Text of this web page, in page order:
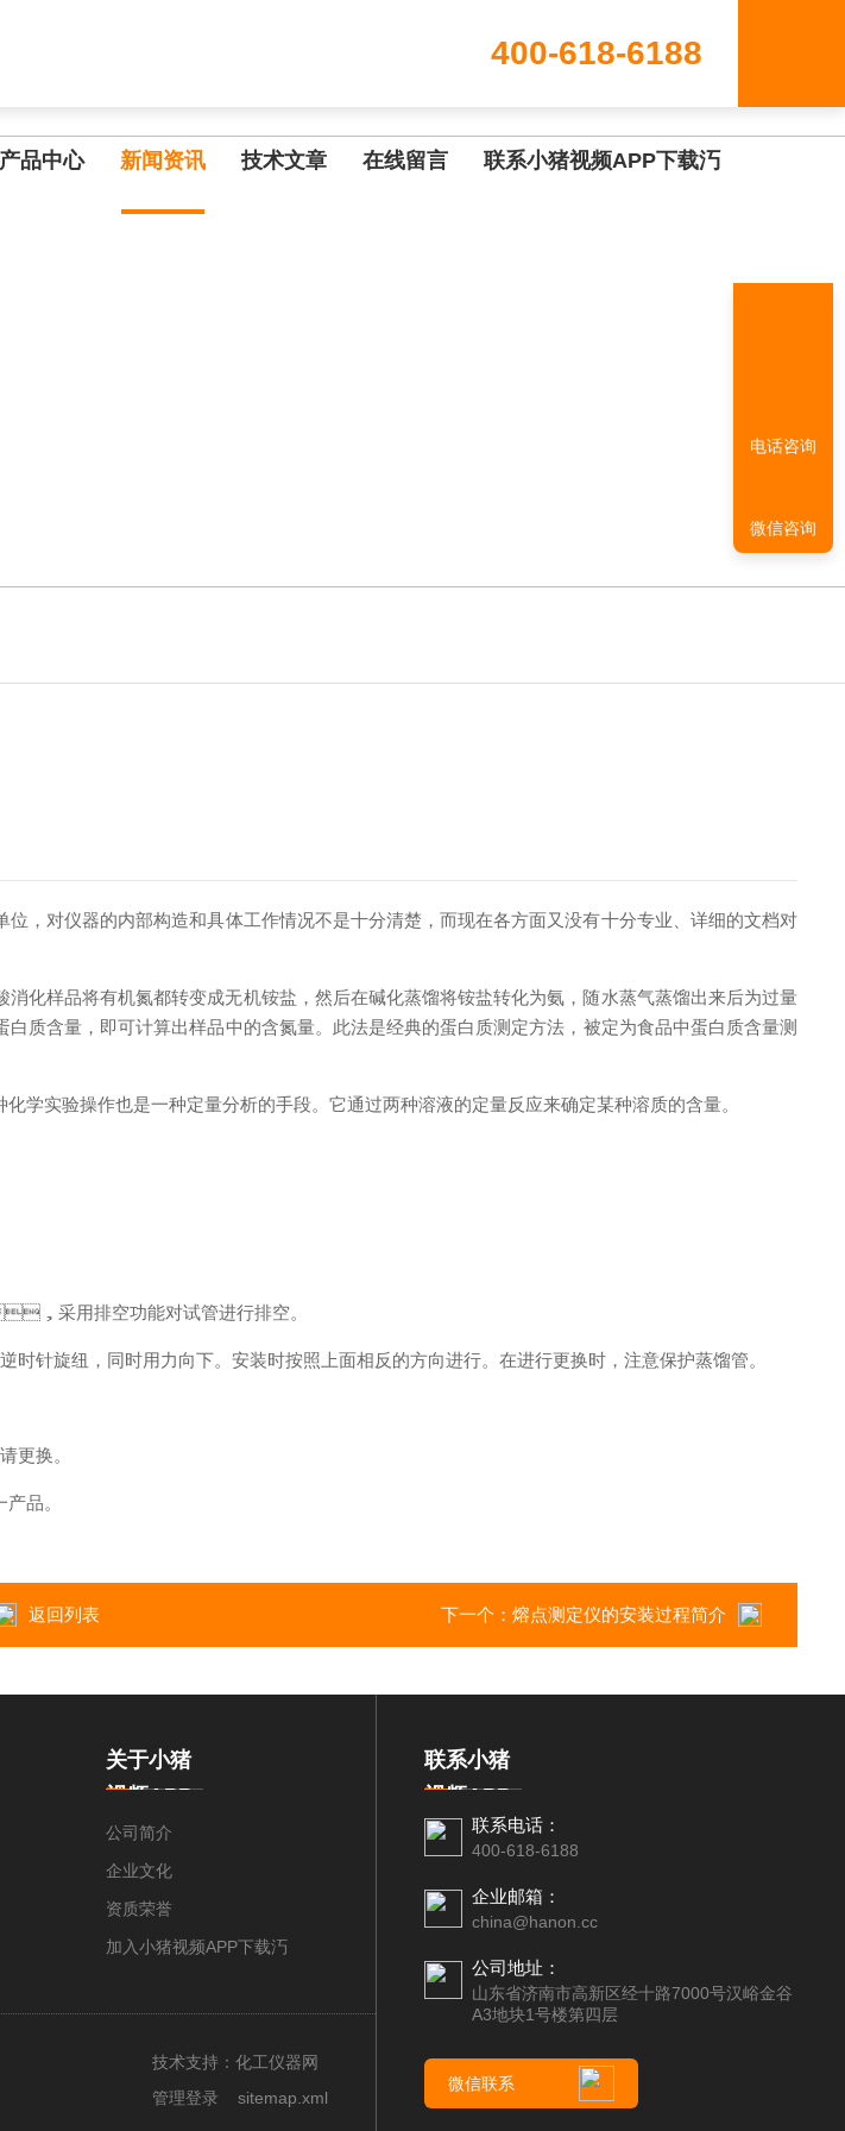
400-618-6188
产品中心 新闻资讯 技术文章 在线留言 联系小猪视频APP下载汅
，对仪器的内部构造和具体工作情况不是十分清楚，而现在各方面又没有十分专业、详细的文档对
化样品将有机氮都转变成无机铵盐，然后在碱化蒸馏将铵盐转化为氨，随水蒸气蒸馏出来后为过量
质含量，即可计算出样品中的含氮量。此法是经典的蛋白质测定方法，被定为食品中蛋白质含量测
学实验操作也是一种定量分析的手段。它通过两种溶液的定量反应来确定某种溶质的含量。
，采用排空功能对试管进行排空。
旋纽，同时用力向下。安装时按照上面相反的方向进行。在进行更换时，注意保护蒸馏管。
换。
。
返回列表 下一个： 熔点测定仪的安装过程简介
联系小猪
视频APP
下载汅联系电话：
400-618-6188
企业邮箱：
china@hanon.cc
公司地址：
山东省济南市高新区经十路7000号汉峪金谷
A3地块1号楼第四层
微信联系
关于小猪
视频APP
下载汅
公司简介
企业文化
资质荣誉
加入小猪视频APP下载汅
技术支持：化工仪器网
管理登录
sitemap.xml
电话咨询
微信咨询